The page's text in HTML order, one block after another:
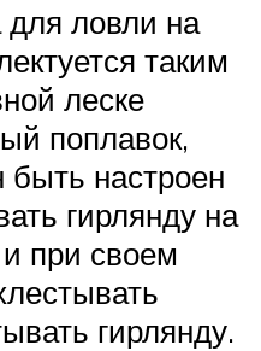
для ловли на
таким
леске
поплавок,
настроен
гирлянду на
при своем
гирлянду.